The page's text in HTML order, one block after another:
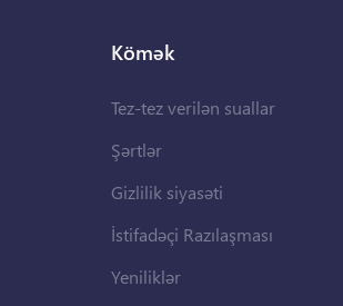
Kömək
Tez-tez verilən suallar
Şərtlər
Gizlilik siyasəti
İstifadəçi Razılaşması
Yeniliklər